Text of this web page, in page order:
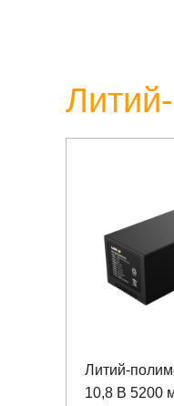
Литий-
10,8 В 5200